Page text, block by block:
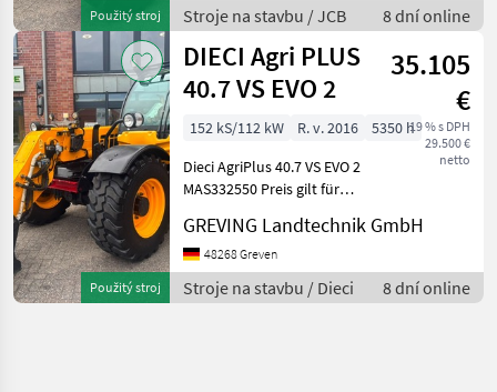
Použitý stroj
vorbehalten. Alle Angaben
ohne Gewä
Stroje na stavbu / JCB 8 dní online
Použitý stroj
DIECI Agri PLUS
40.7 VS EVO 2
35.105
€
19 % s DPH
29.500 €
netto
152 kS/112 kW R. v. 2016
5350 h
Dieci AgriPlus 40.7 VS EVO 2
MAS332550 Preis gilt für
Angebot freibleibend.
Irrtümer , Änderungen und
Zwischenverkauf
vorbehalten. Alle Angabe
GREVING Landtechnik GmbH
48268 Greven
Stroje na stavbu / Dieci 8 dní online